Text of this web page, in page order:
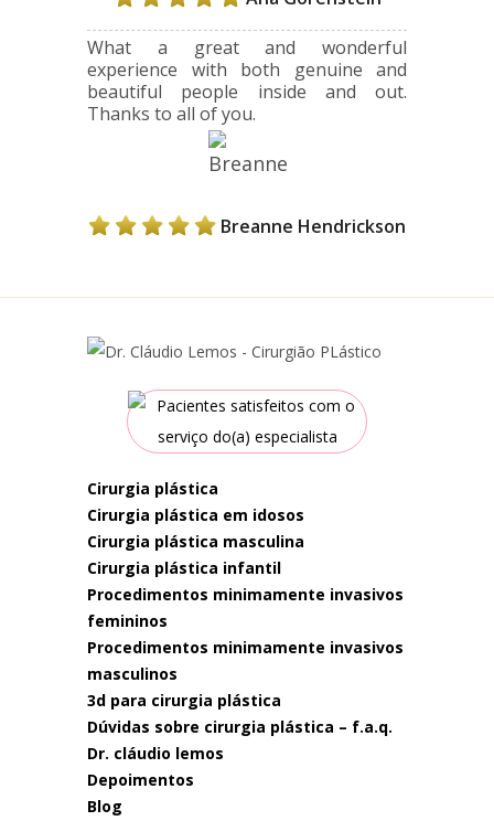
What a great and wonderful
experience with both genuine and
beautiful people inside and out.
Thanks to all of you.
Breanne Hendrickson
cirurgia plástica
cirurgia plástica em idosos
cirurgia plástica masculina
cirurgia plástica infantil
procedimentos minimamente invasivos
femininos
procedimentos minimamente invasivos
masculinos
3d para cirurgia plástica
dúvidas sobre cirurgia plástica – f.a.q.
dr. cláudio lemos
depoimentos
blog